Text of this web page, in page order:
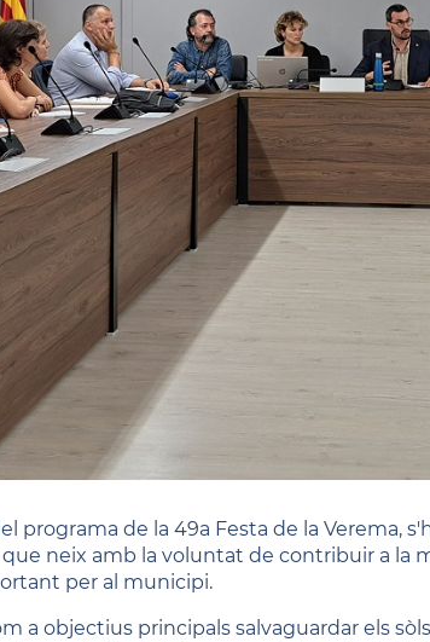
programa de la 49a Festa de la Verema,
neix amb la voluntat de contribuir a la
per al municipi.
a objectius principals salvaguardar els